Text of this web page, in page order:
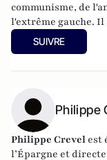
communisme, de
l'extrême gauche.
: Quand les
l'histoire(Serge
SUIVRE
Philippe
Philippe Crevel est
l’Épargne et